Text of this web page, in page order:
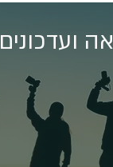
ועדכונים